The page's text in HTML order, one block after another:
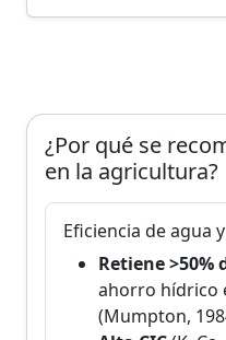
¿Por qué se
en la agricultura?
Eficiencia de agua
Retiene >50%
ahorro hídrico
(Mumpton,